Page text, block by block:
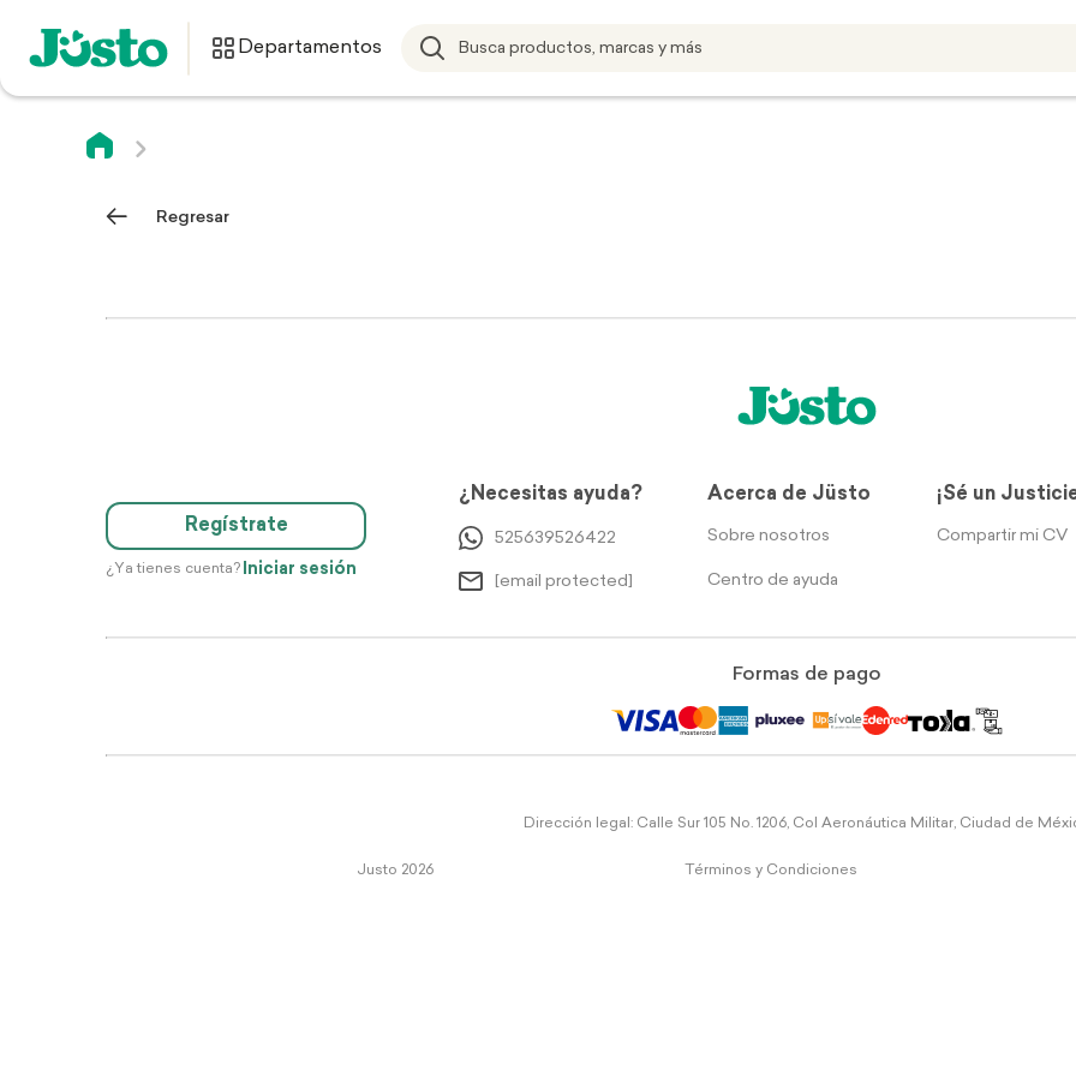
Departamentos
Regresar
Regístrate
¿Ya tienes cuenta? Iniciar sesión
¿Necesitas ayuda?
525639526422
[email protected]
Acerca de Jüsto
Sobre nosotros
Centro de ayuda
¡Sé un
Compartir mi CV
Formas de pago
Dirección legal: Calle Sur 105 No. 1206, Col Aeronáutica Militar, Ciudad de
Justo 2026 Términos y Condiciones